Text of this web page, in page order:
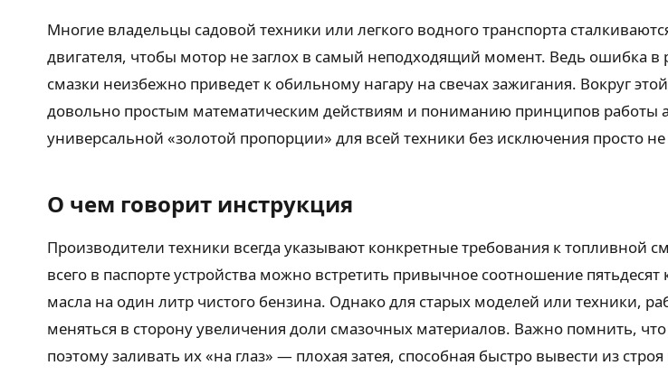
Многие владельцы садовой техники или легкого водного транспорта
двигателя, чтобы мотор не заглох в самый неподходящий момент. Ведь ошибка
смазки неизбежно приведет к обильному нагару на свечах зажигания. Вокруг
довольно простым математическим действиям и пониманию принципов работы
универсальной «золотой пропорции» для всей техники без исключения просто не
О чем говорит инструкция
Производители техники всегда указывают конкретные требования к топливной
всего в паспорте устройства можно встретить привычное соотношение
масла на один литр чистого бензина. Однако для старых моделей или техники,
меняться в сторону увеличения доли смазочных материалов. Важно помнить,
поэтому заливать их «на глаз» — плохая затея, способная быстро вывести из